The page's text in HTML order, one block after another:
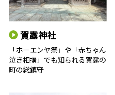
賀露神社
「ホーエンヤ祭」や「赤ちゃん
泣き相撲」でも知られる賀露の
町の総鎮守